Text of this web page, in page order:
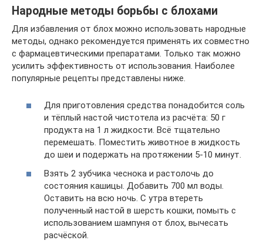
Народные методы борьбы с блохами
Для избавления от блох можно использовать народные
методы, однако рекомендуется применять их совместно
с фармацевтическими препаратами. Только так можно
усилить эффективность от использования. Наиболее
популярные рецепты представлены ниже.
Для приготовления средства понадобится соль
и тёплый настой чистотела из расчёта: 50 г
продукта на 1 л жидкости. Всё тщательно
перемешать. Поместить животное в жидкость
до шеи и подержать на протяжении 5-10 минут.
Взять 2 зубчика чеснока и растолочь до
состояния кашицы. Добавить 700 мл воды.
Оставить на всю ночь. С утра втереть
полученный настой в шерсть кошки, помыть с
использованием шампуня от блох, вычесать
расчёской.